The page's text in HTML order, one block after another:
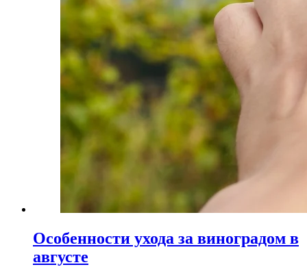
Особенности ухода за виноградом в
августе